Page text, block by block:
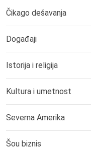
Čikago dešavanja
Događaji
Istorija i religija
Kultura i umetnost
Severna Amerika
Šou biznis